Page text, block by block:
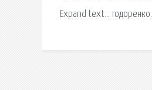
Expand text… тодоренко.